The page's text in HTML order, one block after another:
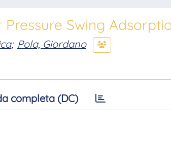
Swing
; Pola, Giordano
completa (DC)